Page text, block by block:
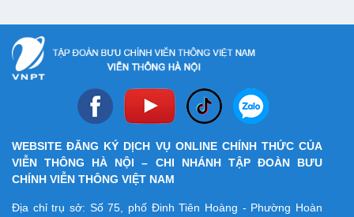
WEBSITE ĐĂNG KÝ DỊCH VỤ ONLINE CHÍNH THỨC CỦA
VIỄN THÔNG HÀ NỘI – CHI NHÁNH TẬP ĐOÀN BƯU
CHÍNH VIỄN THÔNG VIỆT NAM
Địa chỉ trụ sở: Số 75, phố Đinh Tiên Hoàng - Phường Hoàn